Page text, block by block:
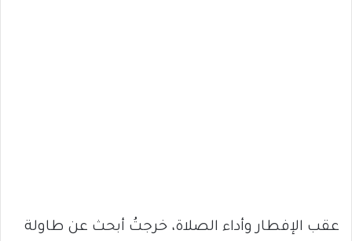
عقب الإفطار وأداء الصلاة، خرجتُ أبحث عن طاولة